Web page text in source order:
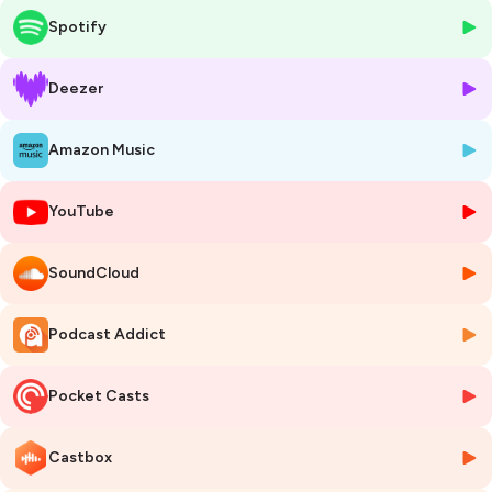
Suite à la publication de son livre 'La vraie histoire du gaz : Quand
de l'Ifri, 'Politique étrangère', Didier Holleaux discute des stratégies de
l'Europe face à l'indépendance énergétique et des tactiques de la
Russie utilisant le gaz comme un levier de pression politique. Il met
également en lumière les différences de préparation entre les États
certains ont mieux appréhendé cette turbulence en diversifiant leurs
sources d'approvisionnement.
Enfin, à l'ombre de la récente COP 29 à Bakou, Didier Holleaux partage
son analyse critique sur les avancées et les reculs dans les
négociations climatiques mondiales.
Ne manquez pas cet épisode pour comprendre les enjeux actuels et
au 'Monde selon l'Ifri' sur votre plateforme d'écoute favorite et suivez
l'Institut français des relations internationales sur les réseaux sociaux
géopolitique.
Spotify
Deezer
Amazon Music
YouTube
SoundCloud
Podcast Addict
Pocket Casts
Castbox